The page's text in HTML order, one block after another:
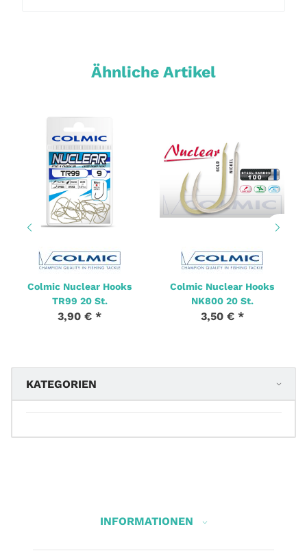
Ähnliche Artikel
Colmic Nuclear Hooks
TR99 20 St.
3,90 € *
Colmic Nuclear Hooks
NK800 20 St.
3,50 € *
KATEGORIEN
INFORMATIONEN